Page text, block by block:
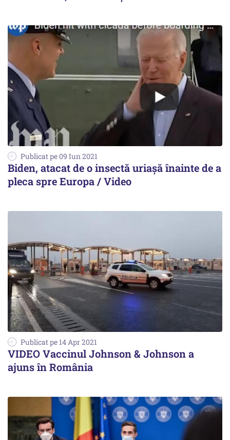
Publicat pe 09 Iun 2021
Biden, atacat de o insectă uriașă înainte de a
pleca spre Europa / Video
Publicat pe 14 Apr 2021
VIDEO Vaccinul Johnson & Johnson a
ajuns în România